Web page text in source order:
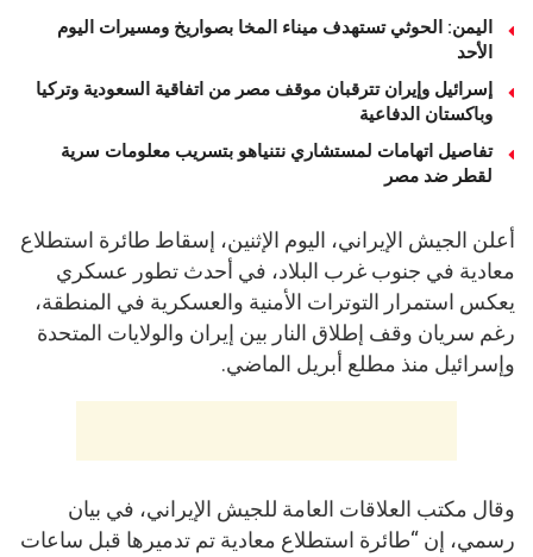
اليمن: الحوثي تستهدف ميناء المخا بصواريخ ومسيرات اليوم
الأحد
إسرائيل وإيران تترقبان موقف مصر من اتفاقية السعودية وتركيا
وباكستان الدفاعية
تفاصيل اتهامات لمستشاري نتنياهو بتسريب معلومات سرية
لقطر ضد مصر
أعلن الجيش الإيراني، اليوم الإثنين، إسقاط طائرة استطلاع
معادية في جنوب غرب البلاد، في أحدث تطور عسكري
يعكس استمرار التوترات الأمنية والعسكرية في المنطقة،
رغم سريان وقف إطلاق النار بين إيران والولايات المتحدة
وإسرائيل منذ مطلع أبريل الماضي.
وقال مكتب العلاقات العامة للجيش الإيراني، في بيان
رسمي، إن “طائرة استطلاع معادية تم تدميرها قبل ساعات